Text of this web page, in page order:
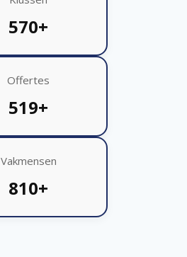
570+
Offertes
519+
Vakmensen
810+